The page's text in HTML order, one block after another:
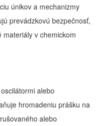
únikov a mechanizmy
prevádzkovú bezpečnosť,
v chemickom
alebo
hromadeniu prášku na
alebo